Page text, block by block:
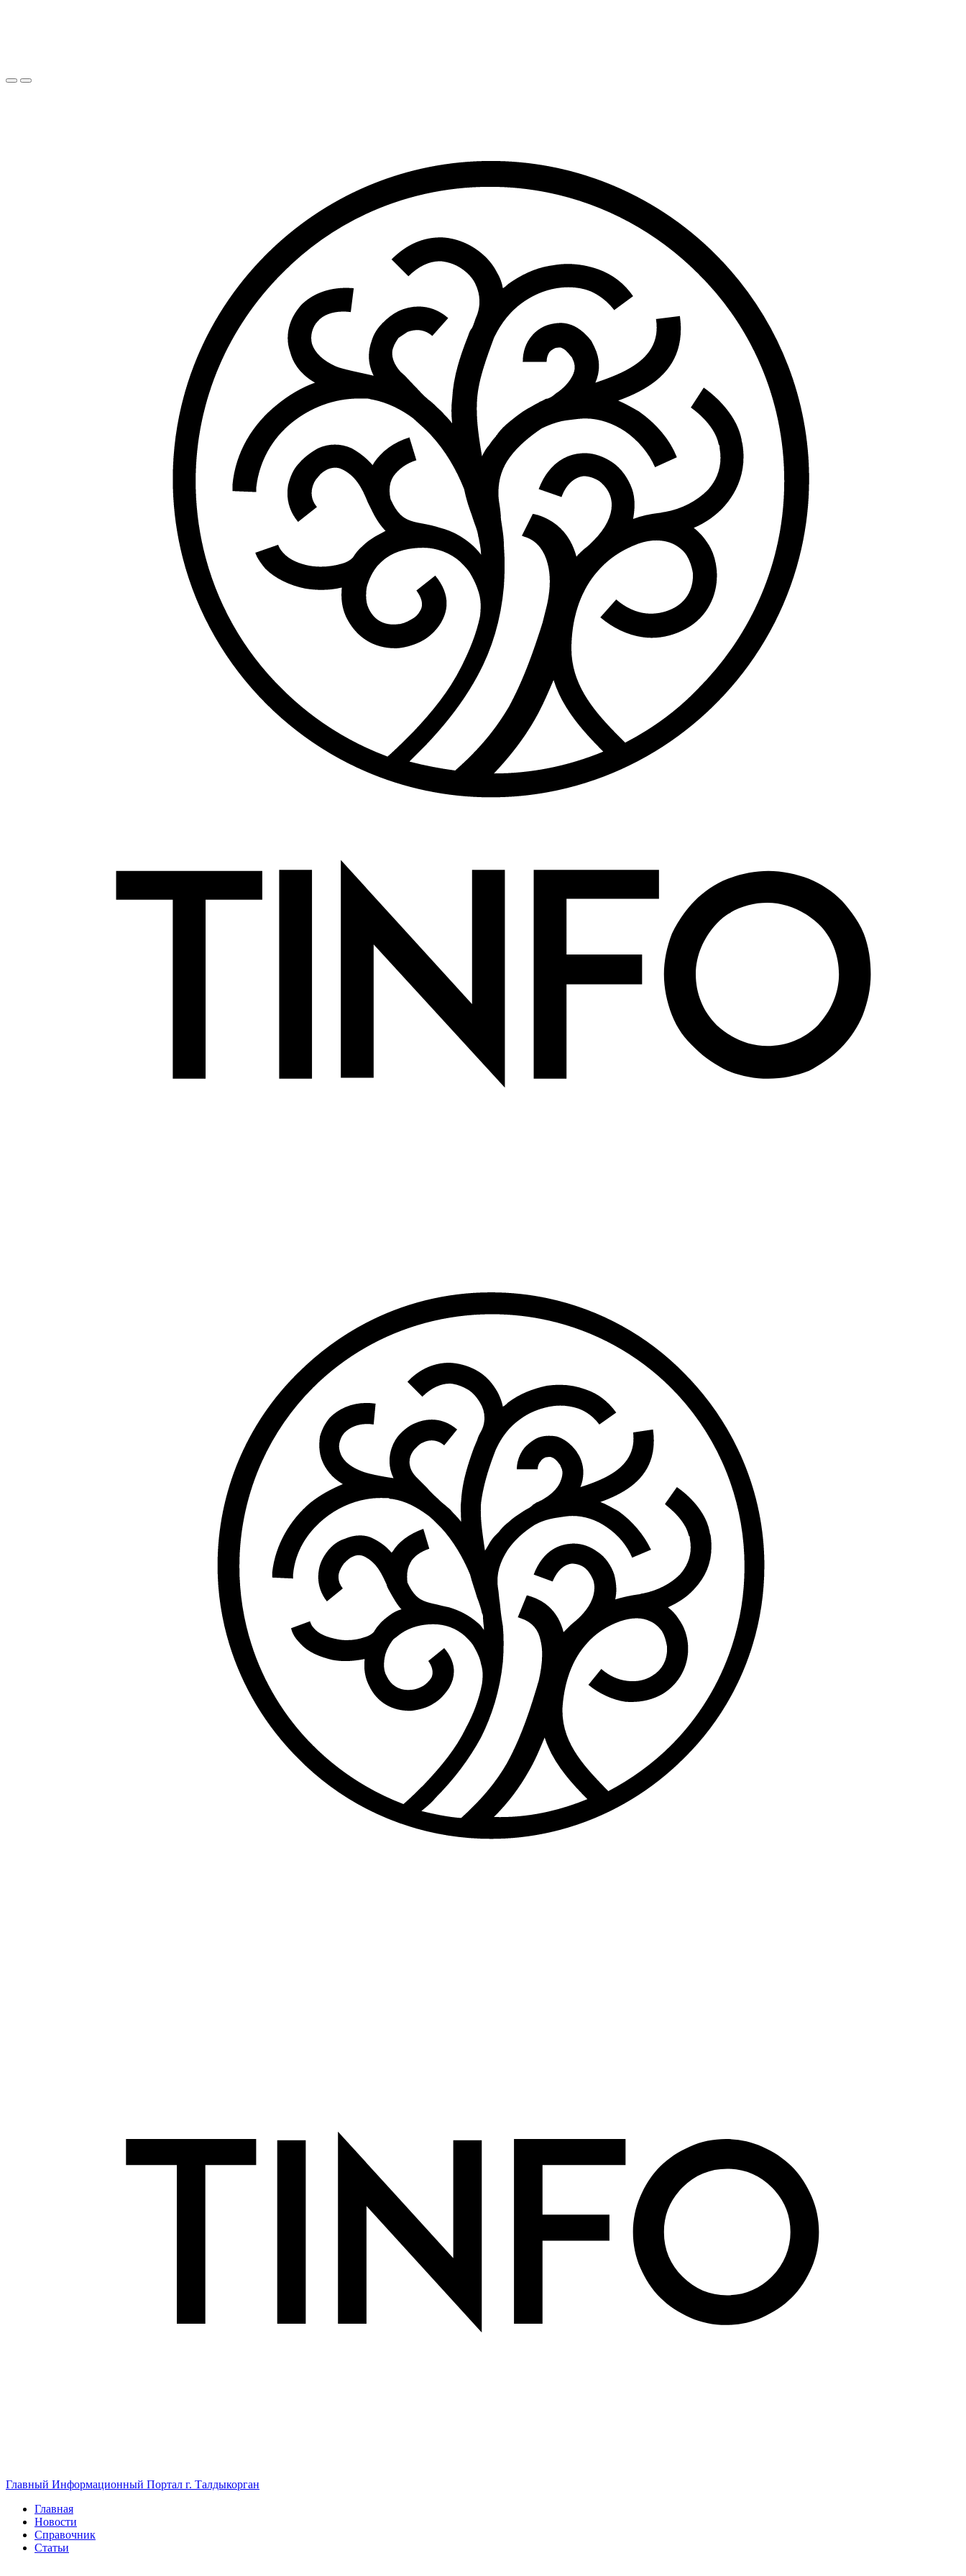
Главный Информационный Портал г. Талдыкорган
Главная
Новости
Справочник
Статьи